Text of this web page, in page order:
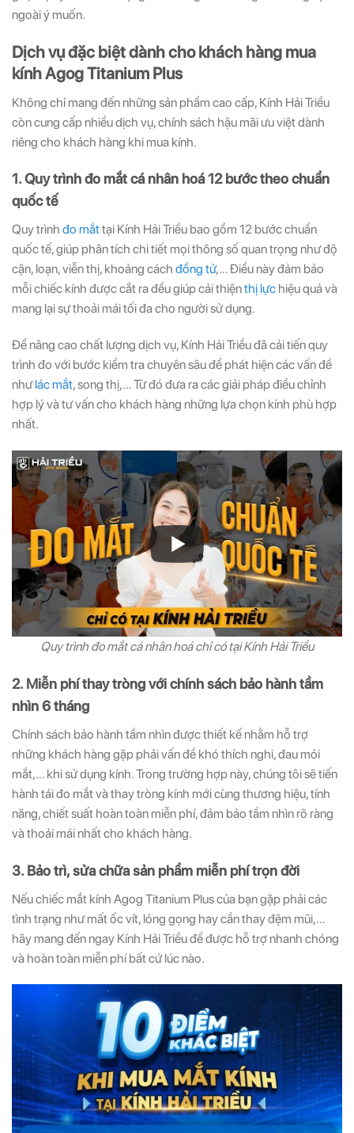
ngoài ý muốn.
Dịch vụ đặc biệt dành cho khách hàng mua
kính Agog Titanium Plus
Không chỉ mang đến những sản phẩm cao cấp, Kính Hải Triều
còn cung cấp nhiều dịch vụ, chính sách hậu mãi ưu việt dành
riêng cho khách hàng khi mua kính.
1. Quy trình đo mắt cá nhân hoá 12 bước theo chuẩn
quốc tế
Quy trình đo mắttại Kính Hải Triều bao gồm 12 bước chuẩn
quốc tế, giúp phân tích chi tiết mọi thông số quan trọng như độ
cận, loạn, viễn thị, khoảng cách đồng tử,… Điều này đảm bảo
mỗi chiếc kính được cắt ra đều giúp cải thiệnthị lực hiệu quả và
mang lại sự thoải mái tối đa cho người sử dụng.
Để nâng cao chất lượng dịch vụ, Kính Hải Triều đã cải tiến quy
trình đo với bước kiểm tra chuyên sâu để phát hiện các vấn đề
nhưlác mắt, song thị,… Từ đó đưa ra các giải pháp điều chỉnh
hợp lý và tư vấn cho khách hàng những lựa chọn kính phù hợp
nhất.
Quy trình đo mắt cá nhân hoá chỉ có tại Kính Hải Triều
2. Miễn phí thay tròng với chính sách bảo hành tầm
nhìn 6 tháng
Chính sách bảo hành tầm nhìn được thiết kế nhằm hỗ trợ
những khách hàng gặp phải vấn đề khó thích nghi, đau mỏi
mắt,… khi sử dụng kính. Trong trường hợp này, chúng tôi sẽ tiến
hành tái đo mắt và thay tròng kính mới cùng thương hiệu, tính
năng, chiết suất hoàn toàn miễn phí, đảm bảo tầm nhìn rõ ràng
và thoải mái nhất cho khách hàng.
3. Bảo trì, sửa chữa sản phẩm miễn phí trọn đời
Nếu chiếc mắt kính Agog Titanium Plus của bạn gặp phải các
tình trạng như mất ốc vít, lỏng gọng hay cần thay đệm mũi,…
hãy mang đến ngay Kính Hải Triều để được hỗ trợ nhanh chóng
và hoàn toàn miễn phí bất cứ lúc nào.